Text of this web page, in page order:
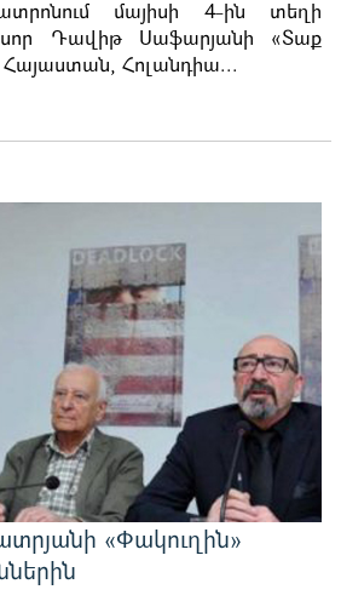
մայիսի 4-ին տեղի
Դավիթ Սաֆարյանի «Տաք
Հայաստան, Հոլանդիա...
«Փակուղին»